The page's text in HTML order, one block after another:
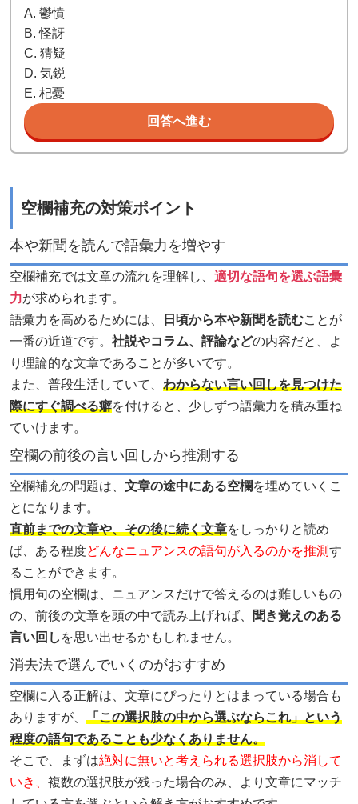
A. 鬱憤
B. 怪訝
C. 猜疑
D. 気鋭
E. 杞憂
回答へ進む
空欄補充の対策ポイント
本や新聞を読んで語彙力を増やす
空欄補充では文章の流れを理解し、 適切な語句を選ぶ語彙
力が求められます。
語彙力を高めるためには、
日頃から本や新聞を読むことが
一番の近道です。 社説やコラム、評論などの内容だと、よ
り理論的な文章であることが多いです。
また、普段生活していて、 わからない言い回しを見つけた
際にすぐ調べる癖を付けると、少しずつ語彙力を積み重ね
ていけます。
空欄の前後の言い回しから推測する
空欄補充の問題は、 文章の途中にある空欄を埋めていくこ
とになります。
直前までの文章や、その後に続く文章をしっかりと読め
ば、ある程度どんなニュアンスの語句が入るのかを推測す
ることができます。
慣用句の空欄は、ニュアンスだけで答えるのは難しいもの
の、前後の文章を頭の中で読み上げれば、
聞き覚えのある
言い回し を思い出せるかもしれません。
消去法で選んでいくのがおすすめ
空欄に入る正解は、文章にぴったりとはまっている場合も
ありますが、 「この選択肢の中から選ぶならこれ」という
程度の語句であることも少なくありません。
そこで、まずは絶対に無いと考えられる選択肢から消して
いき、 複数の選択肢が残った場合のみ、より文章にマッチ